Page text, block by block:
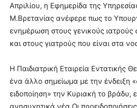
Απριλίου, η Εφημερίδα της
Μ.Βρετανίας ανέφερε πως το
ενημέρωση στους γενικούς ιατρούς
και στους γιατρούς που είναι στα
Η Παιδιατρική Εταιρεία Εντατικής
ένα άλλο σημείωμα με την ένδειξη
ειδοποίηση» την Κυριακή το βράδυ,